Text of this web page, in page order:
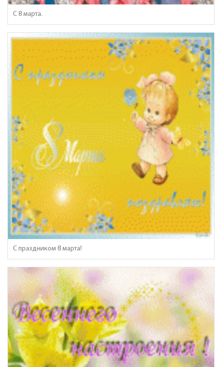
C 8 марта.
C праздником 8 марта!